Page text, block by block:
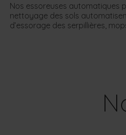
Nos essoreuses automatiques
nettoyage des sols
d’essorage des serpillières,